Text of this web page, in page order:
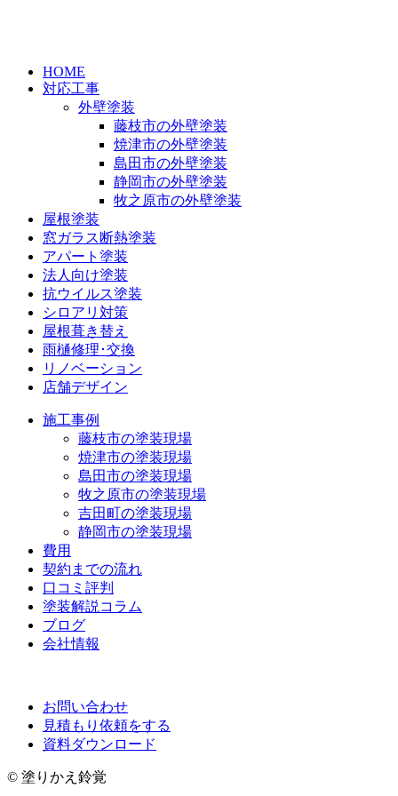
HOME
対応工事
外壁塗装
藤枝市の外壁塗装
焼津市の外壁塗装
島田市の外壁塗装
静岡市の外壁塗装
牧之原市の外壁塗装
屋根塗装
窓ガラス断熱塗装
アパート塗装
法人向け塗装
抗ウイルス塗装
シロアリ対策
屋根葺き替え
雨樋修理･交換
リノベーション
店舗デザイン
施工事例
藤枝市の塗装現場
焼津市の塗装現場
島田市の塗装現場
牧之原市の塗装現場
吉田町の塗装現場
静岡市の塗装現場
費用
契約までの流れ
口コミ評判
塗装解説コラム
ブログ
会社情報
お問い合わせ
見積もり依頼をする
資料ダウンロード
© 塗りかえ鈴覚